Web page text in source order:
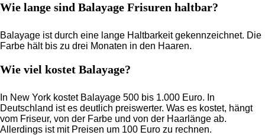
Wie lange sind Balayage Frisuren haltbar?
Balayage ist durch eine lange Haltbarkeit gekennzeichnet. Die
Farbe hält bis zu drei Monaten in den Haaren.
Wie viel kostet Balayage?
In New York kostet Balayage 500 bis 1.000 Euro. In
Deutschland ist es deutlich preiswerter. Was es kostet, hängt
vom Friseur, von der Farbe und von der Haarlänge ab.
Allerdings ist mit Preisen um 100 Euro zu rechnen.